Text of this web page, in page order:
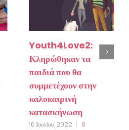
Youth4Love2:
Κληρώθηκαν τα
παιδιά που θα
συμμετέχουν στην
καλοκαιρινή
κατασκήνωση
16 Ιουνίου, 2022 | 0